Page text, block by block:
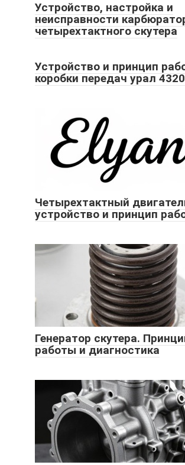
Устройство, настройка и
неисправности
четырехтактного скутера
Устройство и принцип
коробки передач урал 4320
Четырехтактный
устройство и принцип
Генератор скутера.
работы и диагностика